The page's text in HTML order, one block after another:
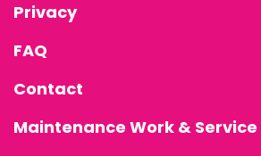
Privacy
FAQ
Contact
Maintenance Work & Service